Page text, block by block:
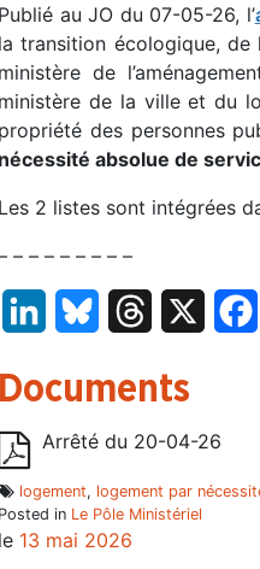
Publié au JO du 07-05-26, l’
la transition écologique,
ministère de
ministère de la ville et du
propriété des personnes
nécessité absolue de
Les 2 listes sont intégrées
– – – – – – – –
LinkedInBluesky Threads
Documents
Arrêté du 20-04-26
logement, logement par
Posted in Le Pôle Ministériel
le 13 mai 2026